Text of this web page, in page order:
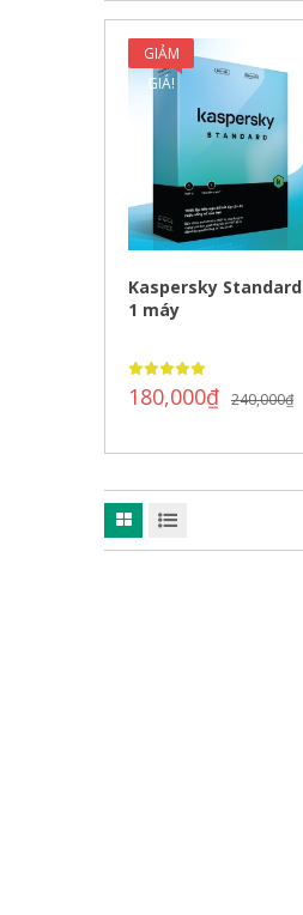
GIẢM
GIÁ!
Kaspersky Standard
1 máy
240,000₫
180,000₫